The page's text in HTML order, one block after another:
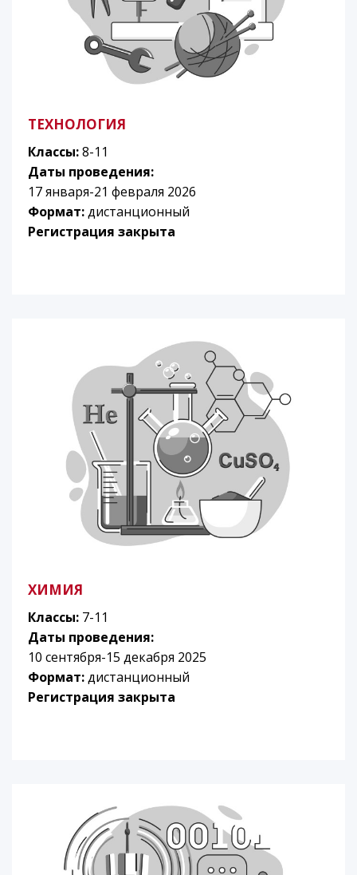
ТЕХНОЛОГИЯ
Классы:8-11
Даты проведения:
17 января-21 февраля 2026
Формат:дистанционный
Регистрация закрыта
ХИМИЯ
Классы: 7-11
Даты проведения:
10 сентября-15 декабря 2025
Формат:дистанционный
Регистрация закрыта